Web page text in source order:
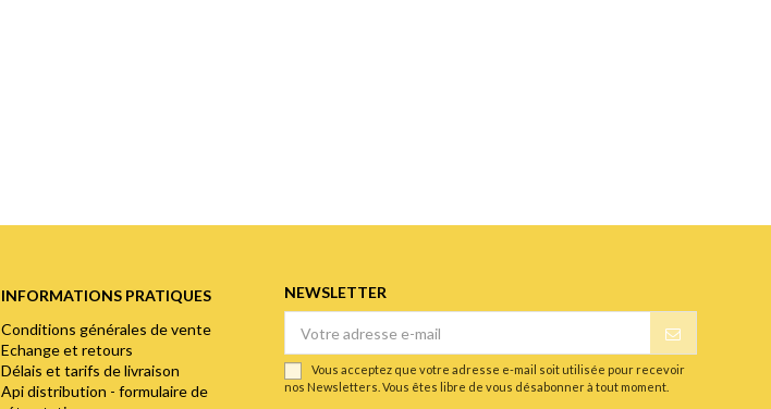
INFORMATIONS PRATIQUES
Conditions générales de vente
Echange et retours
Délais et tarifs de livraison
Api distribution - formulaire de
NEWSLETTER
Vous acceptez que votre adresse e-mail soit utilisée pour recevoir
nos Newsletters. Vous êtes libre de vous désabonner à tout moment.